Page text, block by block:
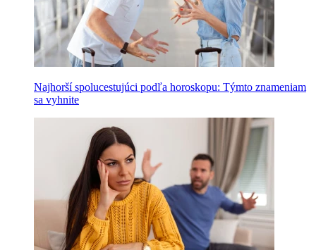
Najhorší spolucestujúci podľa horoskopu: Týmto znameniam
sa vyhnite